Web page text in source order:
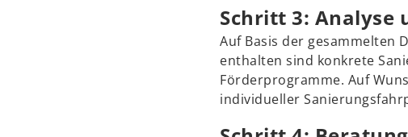
Schritt 3: Analyse
Auf Basis der gesammelten
enthalten sind konkrete
Förderprogramme. Auf
individueller